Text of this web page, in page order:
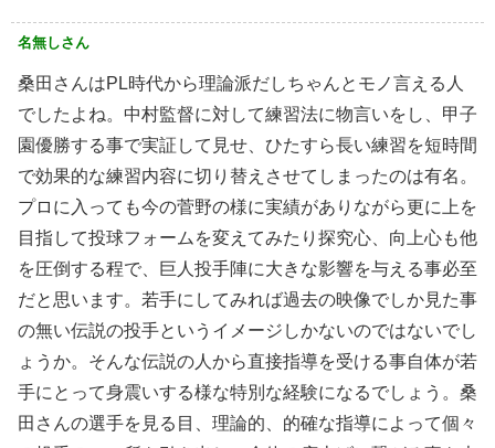
名無しさん
桑田さんはPL時代から理論派だしちゃんとモノ言える人
でしたよね。中村監督に対して練習法に物言いをし、甲子
園優勝する事で実証して見せ、ひたすら長い練習を短時間
で効果的な練習内容に切り替えさせてしまったのは有名。
プロに入っても今の菅野の様に実績がありながら更に上を
目指して投球フォームを変えてみたり探究心、向上心も他
を圧倒する程で、巨人投手陣に大きな影響を与える事必至
だと思います。若手にしてみれば過去の映像でしか見た事
の無い伝説の投手というイメージしかないのではないでし
ょうか。そんな伝説の人から直接指導を受ける事自体が若
手にとって身震いする様な特別な経験になるでしょう。桑
田さんの選手を見る目、理論的、的確な指導によって個々